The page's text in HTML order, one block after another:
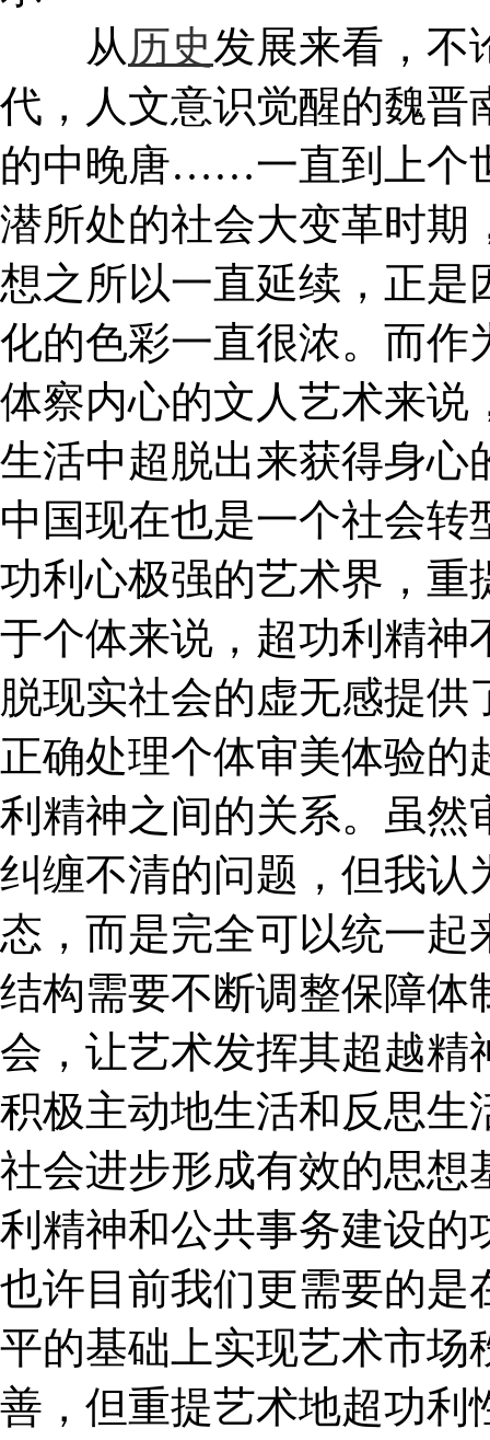
从历史发展来看，不
代，人文意识觉醒的魏晋
的中晚唐……一直到上个
潜所处的社会大变革时期
想之所以一直延续，正是
化的色彩一直很浓。而作
体察内心的文人艺术来说
生活中超脱出来获得身心
中国现在也是一个社会
功利心极强的艺术界，重
于个体来说，超功利精神
脱现实社会的虚无感提
正确处理个体审美体验
利精神之间的关系。虽然
纠缠不清的问题，但我认
态，而是完全可以统一起
结构需要不断调整保障体
会，让艺术发挥其超越精
积极主动地生活和反思生
社会进步形成有效的思想
利精神和公共事务建设的
也许目前我们更需要的是
平的基础上实现艺术市场
善，但重提艺术地超功利